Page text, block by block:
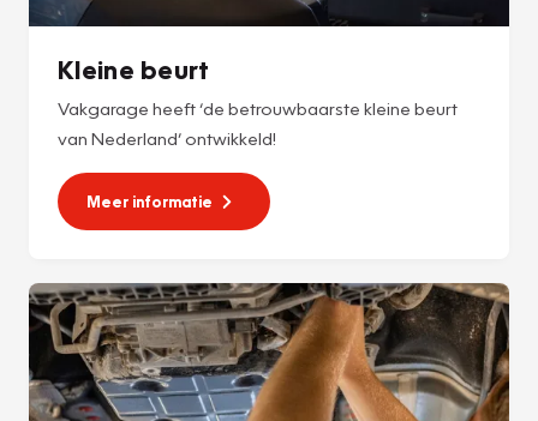
Kleine beurt
Vakgarage heeft ‘de betrouwbaarste kleine beurt
van Nederland’ ontwikkeld!
Meer informatie